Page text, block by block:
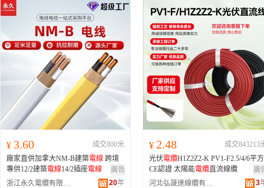
¥ 3.60
成交800米
廠家直供加拿大NM-B建築電線 跨境
專供12/2建築電線14/2插座電線
廣告
浙江永久電纜有限公司
20年
¥ 2.48
成交843213
光伏電纜H1Z2Z2-K PV1-F2.5/4/6平方
CE認證 太陽能電纜直流線纜
廣
河北弘晟達線纜有限公司
3